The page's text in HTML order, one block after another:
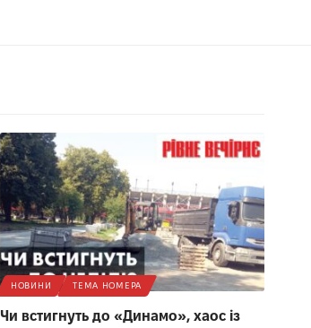
НОВИНИ ТЕМА НОМЕРА
Чи встигнуть до «Динамо», хаос із